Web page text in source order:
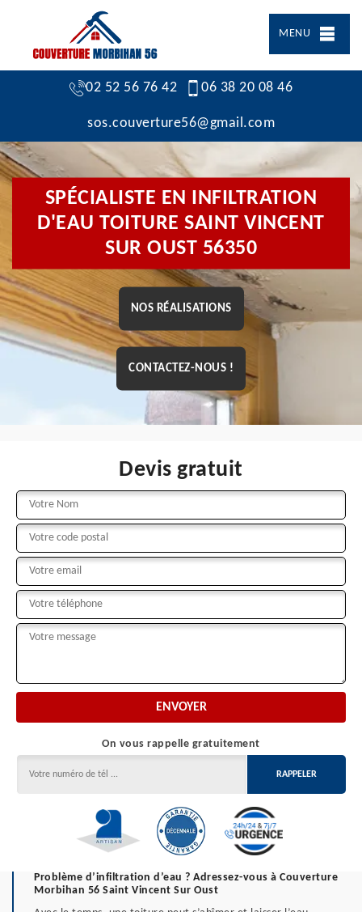
MENU
02 52 56 76 42 06 38 20 08 46
sos.couverture56@gmail.com
SPÉCIALISTE EN INFILTRATION
D'EAU TOITURE SAINT VINCENT
SUR OUST 56350
NOS RÉALISATIONS
CONTACTEZ-NOUS !
Devis gratuit
On vous rappelle gratuitement
Problème d’infiltration d’eau ? Adressez-vous à Couverture
Morbihan 56 Saint Vincent Sur Oust